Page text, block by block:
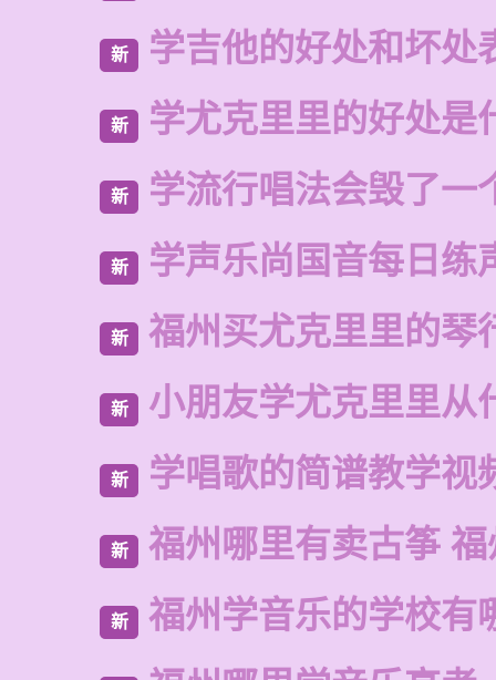
新 学吉他的好处和坏处
新 学尤克里里的好处是
新 学流行唱法会毁了一
新 学声乐尚国音每日练
新 福州买尤克里里的琴
新 小朋友学尤克里里从
新 学唱歌的简谱教学视
新 福州哪里有卖古筝
新 福州学音乐的学校有